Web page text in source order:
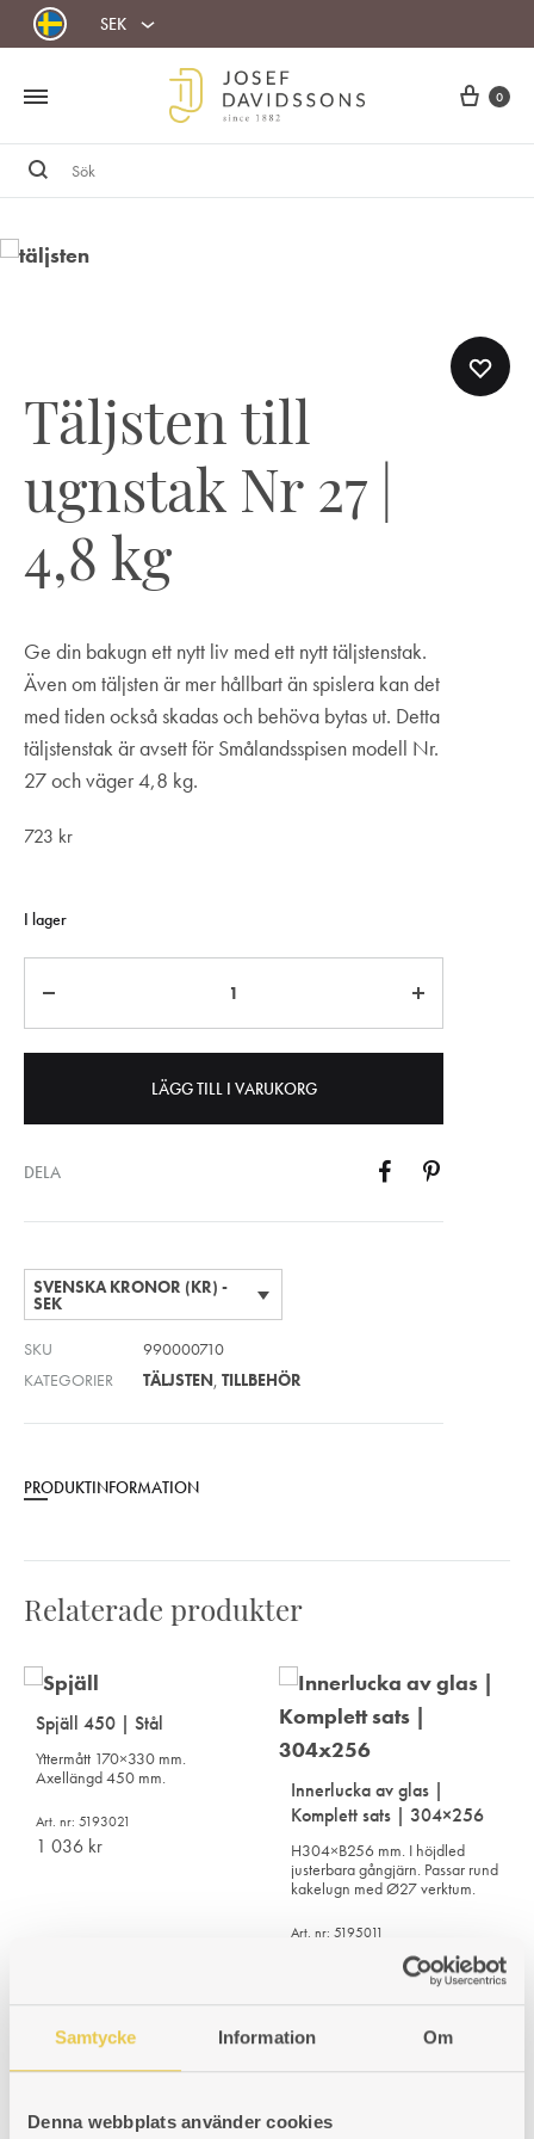
Samtycke Information Om
Denna webbplats använder cookies
SEK
Cart
0
Sök
Täljsten till
ugnstak Nr 27 |
4,8 kg
Ge din bakugn ett nytt liv med ett nytt täljstenstak.
Även om täljsten är mer hållbart än spislera kan det
med tiden också skadas och behöva bytas ut. Detta
täljstenstak är avsett för Smålandsspisen modell Nr.
27 och väger 4,8 kg.
723 kr
I lager
LÄGG TILL I VARUKORG
DELA
SVENSKA KRONOR (KR) -
SEK
SKU
990000710
KATEGORIER
TÄLJSTEN TILLBEHÖR
PRODUKTINFORMATION
Relaterade produkter
Spjäll 450 | Stål
Yttermått 170×330 mm.
Axellängd 450 mm.
Art. nr: 5193021
1 036 kr
Innerlucka av glas |
Komplett sats | 304×256
H304×B256 mm. I höjdled
justerbara gångjärn. Passar rund
kakelugn med Ø27 verktum.
Art. nr: 5195011